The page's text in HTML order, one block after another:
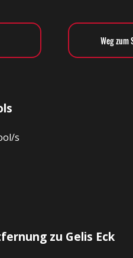
Weg zum
s
zu Gelis Eck